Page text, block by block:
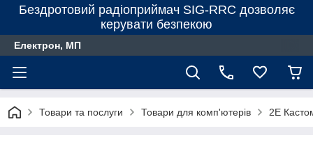
Бездротовий радіоприймач SIG-RRC дозволяє
керувати безпекою
Електрон, МП
Товари та послуги Товари для комп'ютерів 2E